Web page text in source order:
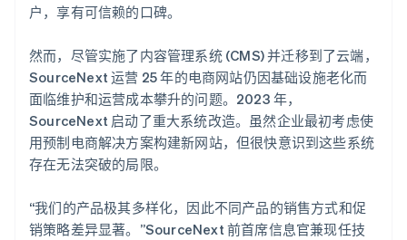
户，享有可信赖的口碑。
然而，尽管实施了内容管理系统 (CMS) 并迁移到了云端，
SourceNext 运营 25 年的电商网站仍因基础设施老化而
面临维护和运营成本攀升的问题。2023 年，
SourceNext 启动了重大系统改造。虽然企业最初考虑使
用预制电商解决方案构建新网站，但很快意识到这些系统
存在无法突破的局限。
“我们的产品极其多样化，因此不同产品的销售方式和促
销策略差异显著。”SourceNext 前首席信息官兼现任技